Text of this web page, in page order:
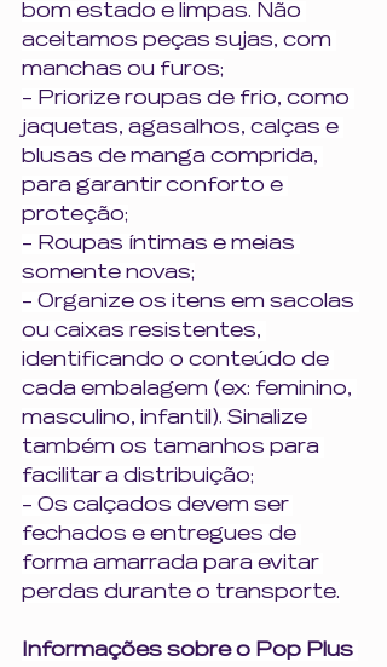
bom estado e limpas. Não
aceitamos peças sujas, com
manchas ou furos;
- Priorize roupas de frio, como
jaquetas, agasalhos, calças e
blusas de manga comprida,
para garantir conforto e
proteção;
- Roupas íntimas e meias
somente novas;
- Organize os itens em sacolas
ou caixas resistentes,
identificando o conteúdo de
cada embalagem (ex: feminino,
masculino, infantil). Sinalize
também os tamanhos para
facilitar a distribuição;
- Os calçados devem ser
fechados e entregues de
forma amarrada para evitar
perdas durante o transporte.
Informações sobre o Pop Plus